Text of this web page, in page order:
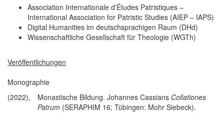
Association Internationale d'Études Patristiques –
International Association for Patristic Studies (AIEP – IAPS)
Digital Humanities im deutschsprachigen Raum (DHd)
Wissenschaftliche Gesellschaft für Theologie (WGTh)
Veröffentlichungen
Monographie
(2022),
Monastische Bildung. Johannes Cassians Collationes
Patrum (SERAPHIM 16; Tübingen: Mohr Siebeck).